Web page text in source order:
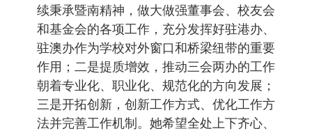
续秉承暨南精神，做大做强董事会、校友会
和基金会的各项工作，充分发挥好驻港办、
驻澳办作为学校对外窗口和桥梁纽带的重要
作用；二是提质增效，推动三会两办的工作
朝着专业化、职业化、规范化的方向发展；
三是开拓创新，创新工作方式、优化工作方
法并完善工作机制。她希望全处上下齐心、